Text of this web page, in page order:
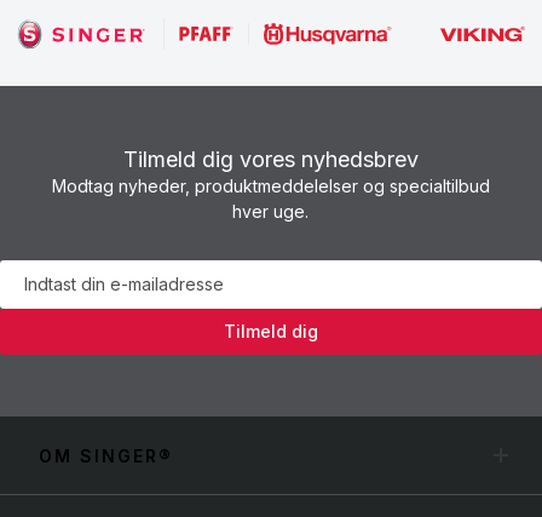
Tilmeld dig vores nyhedsbrev
Modtag nyheder, produktmeddelelser og specialtilbud
hver uge.
Nyhedsbrev
Tilmeld dig
OM SINGER®